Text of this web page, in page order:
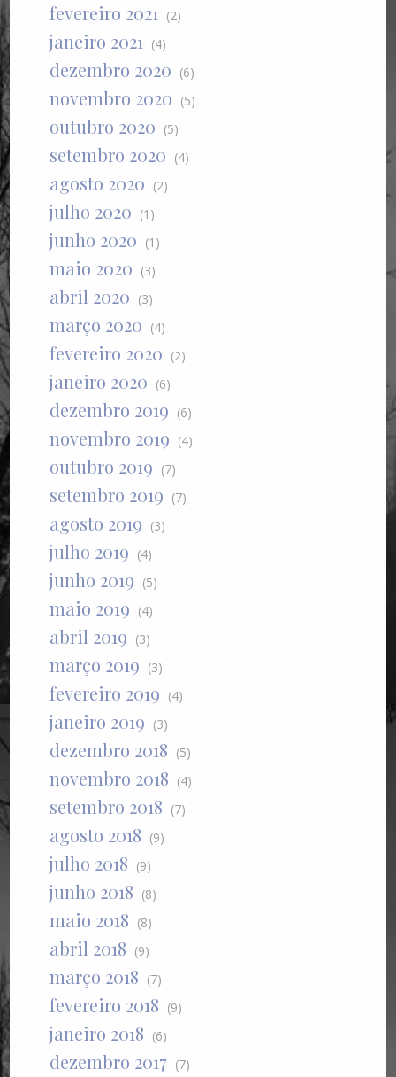
fevereiro 2021 (2)
janeiro 2021 (4)
dezembro 2020 (6)
novembro 2020 (5)
outubro 2020 (5)
setembro 2020 (4)
agosto 2020 (2)
julho 2020 (1)
junho 2020 (1)
maio 2020 (3)
abril 2020 (3)
março 2020 (4)
fevereiro 2020 (2)
janeiro 2020 (6)
dezembro 2019 (6)
novembro 2019 (4)
outubro 2019 (7)
setembro 2019 (7)
agosto 2019 (3)
julho 2019 (4)
junho 2019 (5)
maio 2019 (4)
abril 2019 (3)
março 2019 (3)
fevereiro 2019 (4)
janeiro 2019 (3)
dezembro 2018 (5)
novembro 2018 (4)
setembro 2018 (7)
agosto 2018 (9)
julho 2018 (9)
junho 2018 (8)
maio 2018 (8)
abril 2018 (9)
março 2018 (7)
fevereiro 2018 (9)
janeiro 2018 (6)
dezembro 2017 (7)